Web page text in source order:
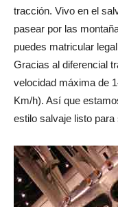
tracción. Vivo en el
pasear por las
puedes matricular
Gracias al diferencial
velocidad máxima de
Km/h). Así que
estilo salvaje listo